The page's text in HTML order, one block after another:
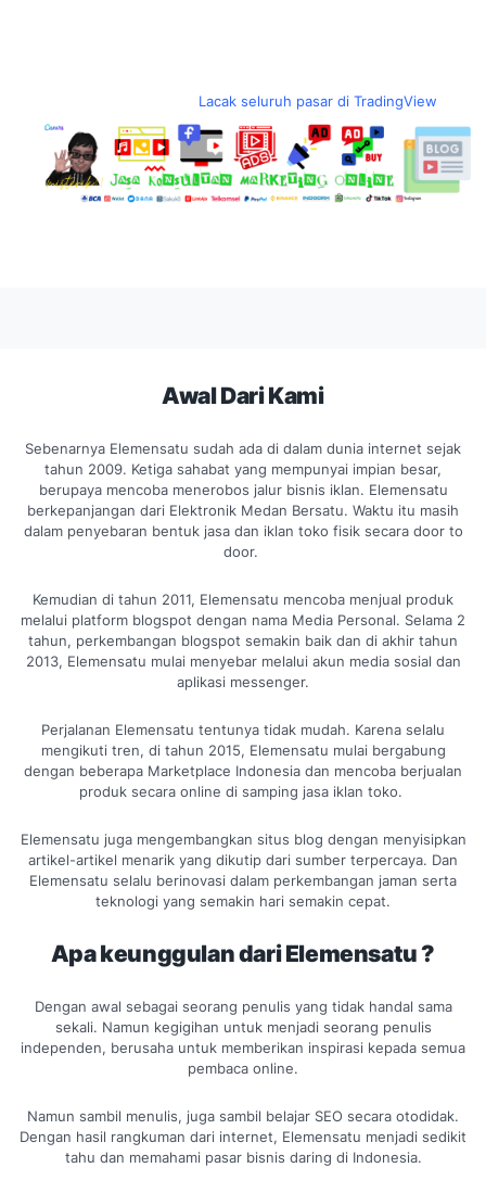
Lacak seluruh pasar di TradingView
Awal Dari Kami
Sebenarnya Elemensatu sudah ada di dalam dunia internet sejak
tahun 2009. Ketiga sahabat yang mempunyai impian besar,
berupaya mencoba menerobos jalur bisnis iklan. Elemensatu
berkepanjangan dari Elektronik Medan Bersatu. Waktu itu masih
dalam penyebaran bentuk jasa dan iklan toko fisik secara door to
door.
Kemudian di tahun 2011, Elemensatu mencoba menjual produk
melalui platform blogspot dengan nama Media Personal. Selama 2
tahun, perkembangan blogspot semakin baik dan di akhir tahun
2013, Elemensatu mulai menyebar melalui akun media sosial dan
aplikasi messenger.
Perjalanan Elemensatu tentunya tidak mudah. Karena selalu
mengikuti tren, di tahun 2015, Elemensatu mulai bergabung
dengan beberapa Marketplace Indonesia dan mencoba berjualan
produk secara online di samping jasa iklan toko.
Elemensatu juga mengembangkan situs blog dengan menyisipkan
artikel-artikel menarik yang dikutip dari sumber terpercaya. Dan
Elemensatu selalu berinovasi dalam perkembangan jaman serta
teknologi yang semakin hari semakin cepat.
Apa keunggulan dari Elemensatu ?
Dengan awal sebagai seorang penulis yang tidak handal sama
sekali. Namun kegigihan untuk menjadi seorang penulis
independen, berusaha untuk memberikan inspirasi kepada semua
pembaca online.
Namun sambil menulis, juga sambil belajar SEO secara otodidak.
Dengan hasil rangkuman dari internet, Elemensatu menjadi sedikit
tahu dan memahami pasar bisnis daring di Indonesia.